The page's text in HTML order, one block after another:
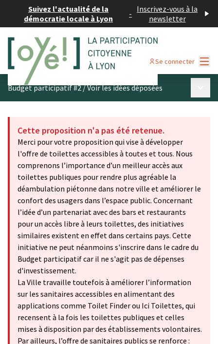
Suivez l'actualité de la
démocratie locale à Lyon
- Inscrivez-vous à la
newsletter
Se connecter
Budget participatif #2/Voir les idées déposées
Cette proposition n'a pas été retenue.
Merci pour votre proposition qui vise à développer
l'offre de toilettes accessibles à toutes et tous. Nous
comprenons l’importance d’un meilleur accès aux
toilettes publiques pour rendre plus agréable la
déambulation piétonne dans notre ville et améliorer le
confort des usagers dans l’espace public. Concernant
l’idée d’un partenariat avec des bars et restaurants
pour un accès libre à leurs toilettes, des initiatives
similaires existent en effet dans certains pays. Cette
initiative ne peut néanmoins s'inscrire dans le cadre du
Budget participatif car il ne s'agit pas de dépenses
d'investissement.
La Ville travaille toutefois à améliorer l’information
sur les sanitaires accessibles en alimentant des
applications comme Toilet Finder ou Ici Toilettes, qui
recensent à la fois les toilettes publiques et celles
mises à disposition par des établissements volontaires.
Par ailleurs, l’offre de sanitaires publics se renforce :